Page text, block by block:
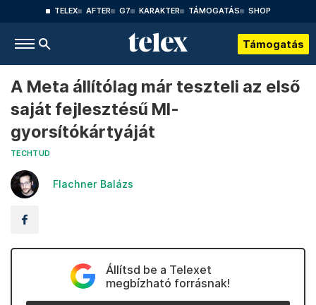
TELEX AFTER G7 KARAKTER TÁMOGATÁS SHOP
Támogatás
A Meta állítólag már teszteli az első
saját fejlesztésű MI-
gyorsítókártyáját
TECHTUD
Flachner Balázs
Állítsd be a Telexet
megbízható forrásnak!